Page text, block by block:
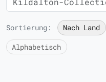
Sortierung: Nach Land
Alphabetisch